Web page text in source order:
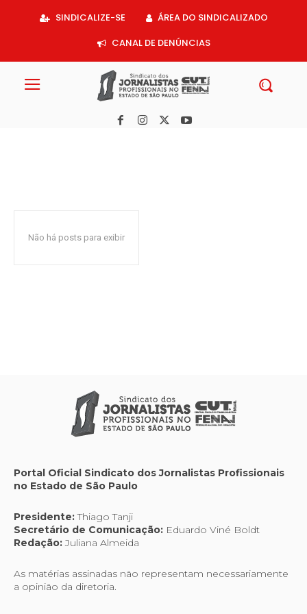
SINDICALIZE-SE
ÁREA DO SINDICALIZADO
CANAL DE DENÚNCIAS
Não há posts para exibir
Portal Oficial Sindicato dos Jornalistas Profissionais
no Estado de São Paulo
Presidente:Thiago Tanji
Secretário de Comunicação: Eduardo Viné Boldt
Redação:Juliana Almeida
As matérias assinadas não representam necessariamente
a opinião da diretoria.